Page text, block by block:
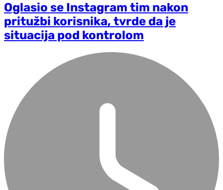
Oglasio se Instagram tim nakon
pritužbi korisnika, tvrde da je
situacija pod kontrolom